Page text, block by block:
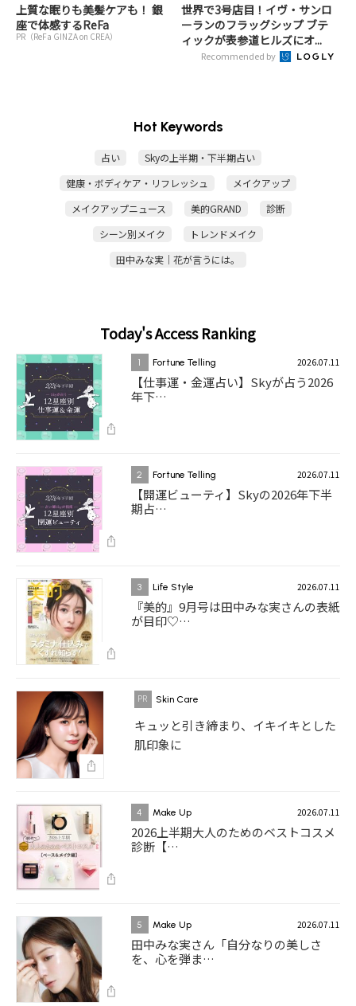
上質な眠りも美髪ケアも！ 銀
座で体感するReFa
PR（ReFa GINZA on CREA）
世界で3号店目！イヴ・サンロ
ーランのフラッグシップ ブテ
ィックが表参道ヒルズにオ...
Recommended by
Hot Keywords
占い
Skyの上半期・下半期占い
健康・ボディケア・リフレッシュ
メイクアップ
メイクアップニュース
美的GRAND
診断
シーン別メイク
トレンドメイク
田中みな実｜花が言うには。
Today's Access Ranking
1 Fortune Telling 2026.07.11
【仕事運・金運占い】Skyが占う2026
年下…
2 Fortune Telling 2026.07.11
【開運ビューティ】Skyの2026年下半
期占…
3 Life Style 2026.07.11
『美的』9月号は田中みな実さんの表紙
が目印♡…
Skin Care
キュッと引き締まり、イキイキとした
肌印象に
4 Make Up 2026.07.11
2026上半期大人のためのベストコスメ
診断【…
5 Make Up 2026.07.11
田中みな実さん「自分なりの美しさ
を、心を弾ま…